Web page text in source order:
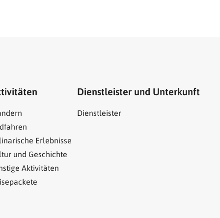
Erlebnisse
und Geschichte
Aktivitäten
Dienstleister und Unterkunft
Dienstleister